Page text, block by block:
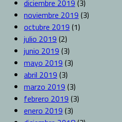
diciembre 2019 (3)
noviembre 2019 (3)
octubre 2019 (1)
julio 2019 (2)
junio 2019 (3)
mayo 2019 (3)
abril 2019 (3)
marzo 2019 (3)
febrero 2019 (3)
enero 2019 (3)